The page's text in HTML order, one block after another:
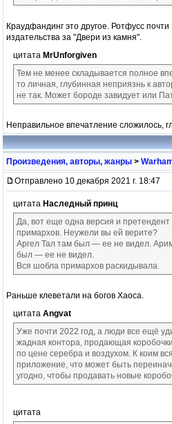
Краудфандинг это другое. Ротфусс
издательства за "Двери из камня".
цитата MrUnforgiven
Тем не менее складывается полное
то личная, глубинная неприязнь к
не так. Может бороде завидует или
Неправильное впечатление сложилось,
Произведения, авторы, жанры >
Отправлено 10 декабря 2021 г. 18:47
цитата Наследный принц
Да, вот еще одна версия и
примархов. Неужели вы ей верите?
Аргел Тал там был — ее не видел.
был — ее не видел.
Вся шобла примархов раскидывала.
Раньше клеветали на богов Хаоса.
цитата Angvat
Уже почти 2022 год, а люди все ещё
жадная контора, продающая
по цене серебра и воздухом. К коим
приложение, что может быть
угодно, чтобы продавать новые
цитата